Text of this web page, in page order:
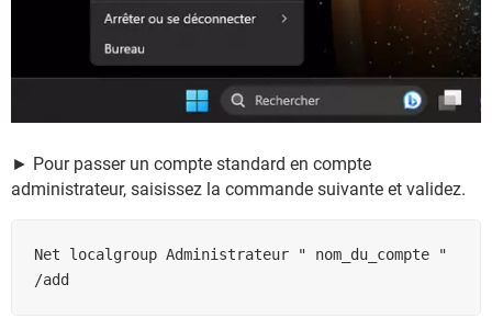
► Pour passer un compte standard en compte
administrateur, saisissez la commande suivante et validez.
Net localgroup Administrateur " nom_du_compte "
/add